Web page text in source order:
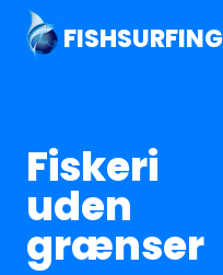
FISHSURFING
Fiskeri
uden
grænser